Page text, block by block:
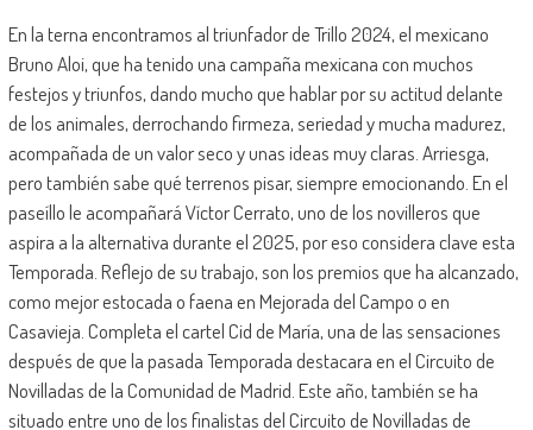
En la terna encontramos al triunfador de Trillo 2024, el mexicano
Bruno Aloi, que ha tenido una campaña mexicana con muchos
festejos y triunfos, dando mucho que hablar por su actitud delante
de los animales, derrochando firmeza, seriedad y mucha madurez,
acompañada de un valor seco y unas ideas muy claras. Arriesga,
pero también sabe qué terrenos pisar, siempre emocionando. En el
paseíllo le acompañará Víctor Cerrato, uno de los novilleros que
aspira a la alternativa durante el 2025, por eso considera clave esta
Temporada. Reflejo de su trabajo, son los premios que ha alcanzado,
como mejor estocada o faena en Mejorada del Campo o en
Casavieja. Completa el cartel Cid de María, una de las sensaciones
después de que la pasada Temporada destacara en el Circuito de
Novilladas de la Comunidad de Madrid. Este año, también se ha
situado entre uno de los finalistas del Circuito de Novilladas de